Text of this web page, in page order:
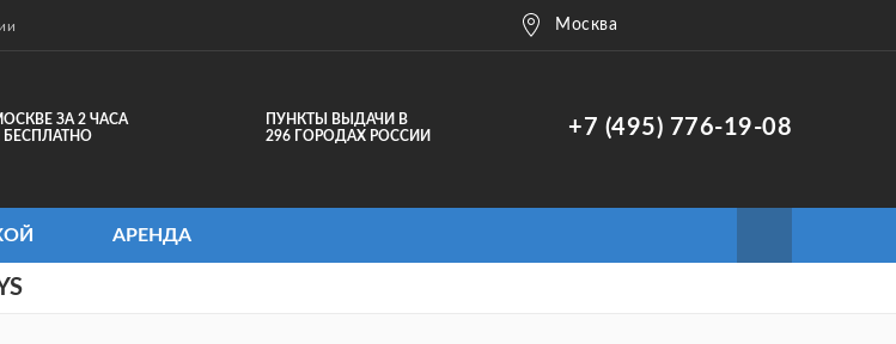
Москва
ЗА 2 ЧАСА
БЕСПЛАТНО
ПУНКТЫ ВЫДАЧИ В
296 ГОРОДАХ РОССИИ
+7 (495) 776-19-08
АРЕНДА